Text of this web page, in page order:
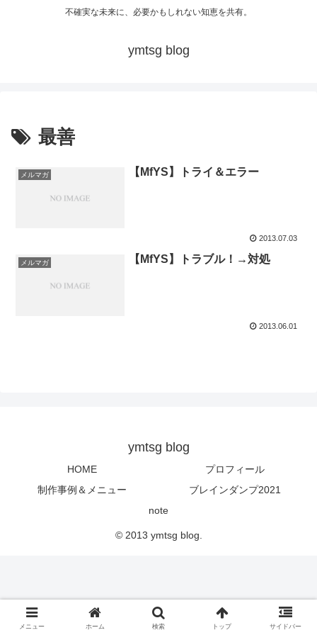
不確実な未来に、必要かもしれない知恵を共有。
ymtsg blog
最善
メルマガ 【MfYS】トライ＆エラー
2013.07.03
メルマガ 【MfYS】トラブル！→対処
2013.06.01
ymtsg blog
HOME
プロフィール
制作事例＆メニュー
ブレインダンプ2021
note
© 2013 ymtsg blog.
メニュー ホーム 検索 トップ サイドバー